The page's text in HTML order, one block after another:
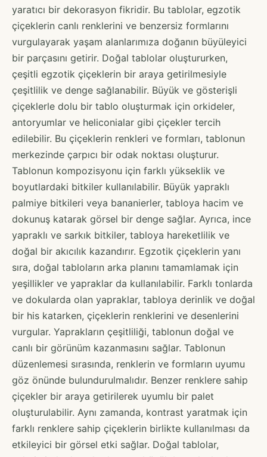
yaratıcı bir dekorasyon fikridir. Bu tablolar, egzotik
çiçeklerin canlı renklerini ve benzersiz formlarını
vurgulayarak yaşam alanlarımıza doğanın büyüleyici
bir parçasını getirir. Doğal tablolar oluştururken,
çeşitli egzotik çiçeklerin bir araya getirilmesiyle
çeşitlilik ve denge sağlanabilir. Büyük ve gösterişli
çiçeklerle dolu bir tablo oluşturmak için orkideler,
antoryumlar ve heliconialar gibi çiçekler tercih
edilebilir. Bu çiçeklerin renkleri ve formları, tablonun
merkezinde çarpıcı bir odak noktası oluşturur.
Tablonun kompozisyonu için farklı yükseklik ve
boyutlardaki bitkiler kullanılabilir. Büyük yapraklı
palmiye bitkileri veya bananierler, tabloya hacim ve
dokunuş katarak görsel bir denge sağlar. Ayrıca, ince
yapraklı ve sarkık bitkiler, tabloya hareketlilik ve
doğal bir akıcılık kazandırır. Egzotik çiçeklerin yanı
sıra, doğal tabloların arka planını tamamlamak için
yeşillikler ve yapraklar da kullanılabilir. Farklı tonlarda
ve dokularda olan yapraklar, tabloya derinlik ve doğal
bir his katarken, çiçeklerin renklerini ve desenlerini
vurgular. Yaprakların çeşitliliği, tablonun doğal ve
canlı bir görünüm kazanmasını sağlar. Tablonun
düzenlemesi sırasında, renklerin ve formların uyumu
göz önünde bulundurulmalıdır. Benzer renklere sahip
çiçekler bir araya getirilerek uyumlu bir palet
oluşturulabilir. Aynı zamanda, kontrast yaratmak için
farklı renklere sahip çiçeklerin birlikte kullanılması da
etkileyici bir görsel etki sağlar. Doğal tablolar,